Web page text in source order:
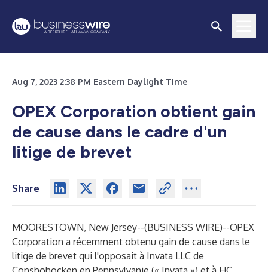
Aug 7, 2023 2:38 PM Eastern Daylight Time
OPEX Corporation obtient gain
de cause dans le cadre d'un
litige de brevet
Share
MOORESTOWN, New Jersey--(BUSINESS WIRE)--OPEX
Corporation a récemment obtenu gain de cause dans le
litige de brevet qui l'opposait à Invata LLC de